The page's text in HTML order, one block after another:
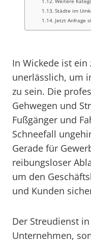
Städte im
Jetzt Anfrage
In Wickede ist
unerlässlich, um
zu sein. Die
Gehwegen und
Fußgänger und
Schneefall
Gerade für
reibungsloser
um den
und Kunden
Der Streudienst
Unternehmen,